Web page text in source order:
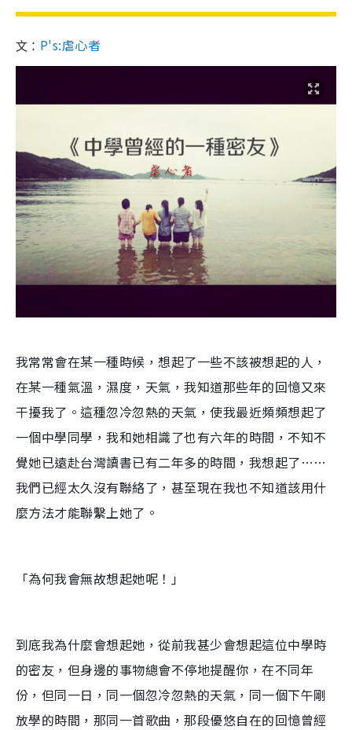
文： P's:虐心者
我常常會在某一種時候，想起了一些不該被想起的人，
在某一種氣溫，濕度，天氣，我知道那些年的回憶又來
干擾我了。這種忽冷忽熱的天氣，使我最近頻頻想起了
一個中學同學，我和她相識了也有六年的時間，不知不
覺她已遠赴台灣讀書已有二年多的時間，我想起了……
我們已經太久沒有聯絡了，甚至現在我也不知道該用什
麼方法才能聯繫上她了。
「為何我會無故想起她呢！」
到底我為什麼會想起她，從前我甚少會想起這位中學時
的密友，但身邊的事物總會不停地提醒你，在不同年
份，但同一日，同一個忽冷忽熱的天氣，同一個下午剛
放學的時間，那同一首歌曲，那段優悠自在的回憶曾經